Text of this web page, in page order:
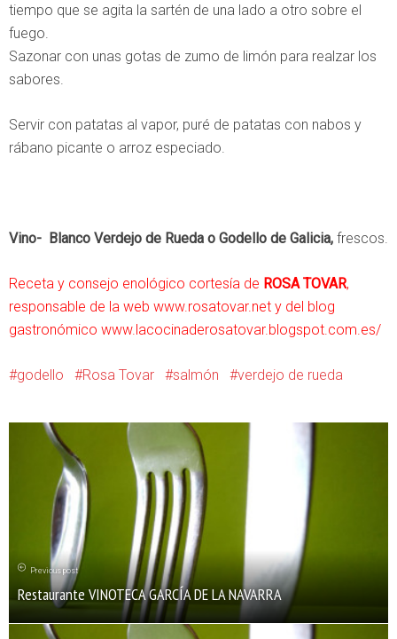
tiempo que se agita la sartén de una lado a otro sobre el
fuego.
Sazonar con unas gotas de zumo de limón para realzar los
sabores.
Servir con patatas al vapor, puré de patatas con nabos y
rábano picante o arroz especiado.
Vino- Blanco Verdejo de Rueda o Godello de Galicia, frescos.
Receta y consejo enológico cortesía de ROSA TOVAR,
responsable de la web www.rosatovar.net y del blog
gastronómico www.lacocinaderosatovar.blogspot.com.es/
godello Rosa Tovar salmón verdejo de rueda
Previous post
Restaurante VINOTECA GARCÍA DE LA NAVARRA